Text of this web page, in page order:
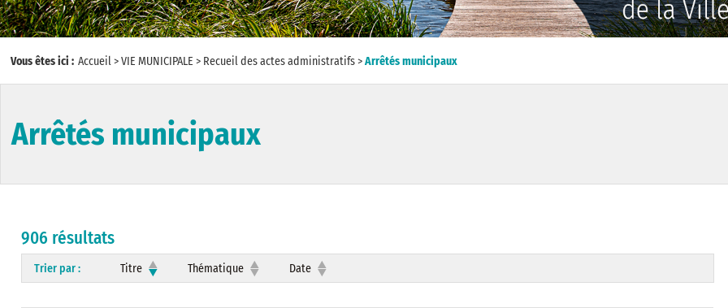
Vous êtes ici : Accueil>VIE MUNICIPALE > Recueil des actes administratifs>Arrêtés municipaux
Arrêtés municipaux
906 résultats
Trier par : Titre Thématique Date